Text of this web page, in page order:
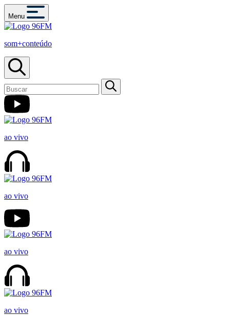
Menu
som+conteúdo
ao vivo
ao vivo
ao vivo
ao vivo